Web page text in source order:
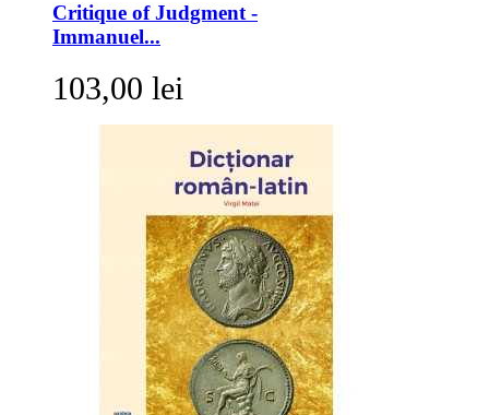
Critique of Judgment -
Immanuel...
103,00 lei